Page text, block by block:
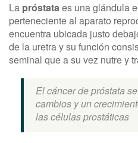
La próstataes una glándula
perteneciente al aparato
encuentra ubicada justo
de la uretra y su función
seminal que a su vez nutre y
El cáncer de próstata
cambios y un
las células prostáticas